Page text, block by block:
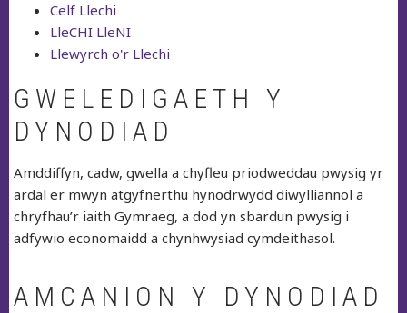
Celf Llechi
LleCHI LleNI
Llewyrch o'r Llechi
GWELEDIGAETH Y
DYNODIAD
Amddiffyn, cadw, gwella a chyfleu priodweddau pwysig yr
ardal er mwyn atgyfnerthu hynodrwydd diwylliannol a
chryfhau’r iaith Gymraeg, a dod yn sbardun pwysig i
adfywio economaidd a chynhwysiad cymdeithasol.
AMCANION Y DYNODIAD